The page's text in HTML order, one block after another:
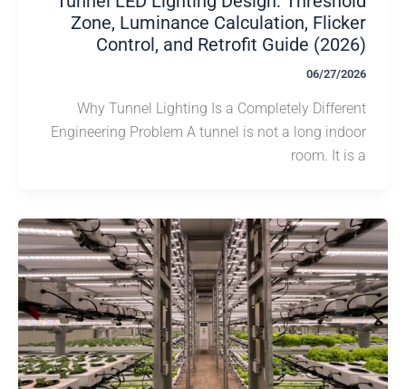
Zone, Luminance Calculation,
Control, and Retrofit Guide
Why Tunnel Lighting Is a Completely
Engineering Problem A tunnel is not a long
room. It